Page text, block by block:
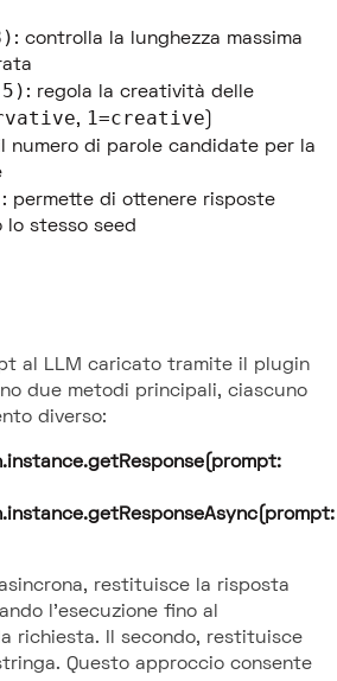
: controlla la lunghezza massima
: regola la creatività delle
, 1=creative
numero di parole candidate per la
: permette di ottenere risposte
stesso seed
al LLM caricato tramite il plugin
due metodi principali, ciascuno
diverso:
asincrona, restituisce la risposta
l'esecuzione fino al
richiesta. Il secondo, restituisce
Questo approccio consente